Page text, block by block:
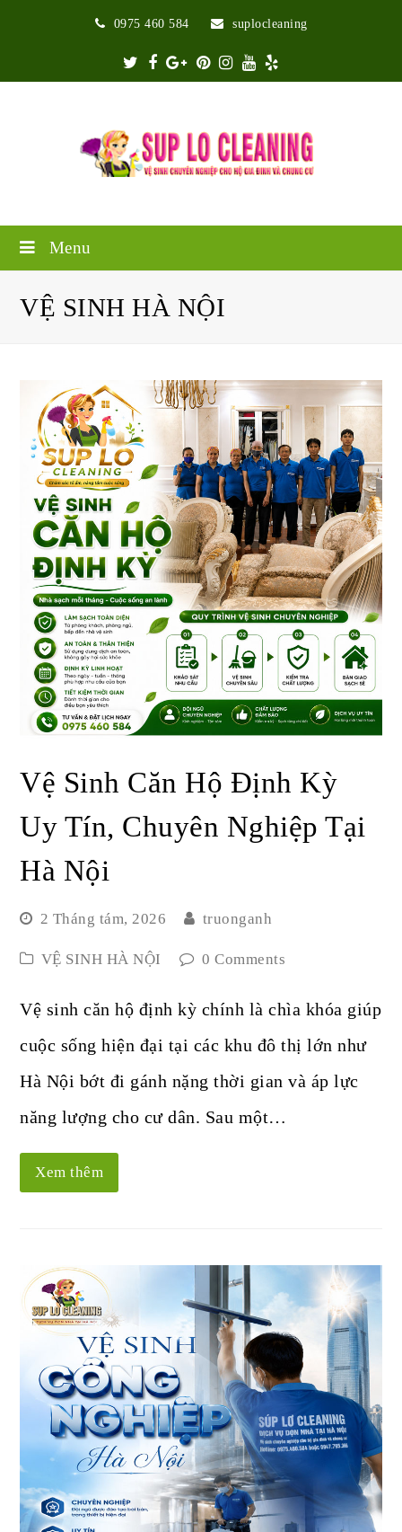
0975 460 584 suplocleaning
Twitter
Facebook
Google
Plus
Pinterest
Instagram
Youtube
Yelp
Menu
VỆ SINH HÀ NỘI
Vệ Sinh Căn Hộ Định Kỳ
Uy Tín, Chuyên Nghiệp Tại
Hà Nội
2 Tháng tám, 2026 truonganh
VỆ SINH HÀ NỘI 0 Comments
Vệ sinh căn hộ định kỳ chính là chìa khóa giúp
cuộc sống hiện đại tại các khu đô thị lớn như
Hà Nội bớt đi gánh nặng thời gian và áp lực
năng lượng cho cư dân. Sau một…
Xem thêm